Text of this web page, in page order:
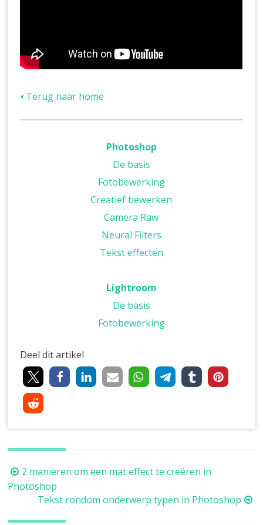
🢐 Terug naar home
Photoshop
De basis
Fotobewerking
Creatief bewerken
Camera Raw
Neural Filters
Tekst effecten
Lightroom
De basis
Fotobewerking
Deel dit artikel
Berichtnavigatie
2 manieren om een mat effect te creëren in
Photoshop
Tekst rondom onderwerp typen in Photoshop